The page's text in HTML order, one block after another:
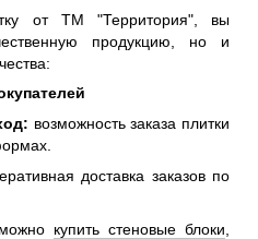
от ТМ "Территория", вы
продукцию, но и
возможность заказа плитки
доставка заказов по
купить стеновые блоки